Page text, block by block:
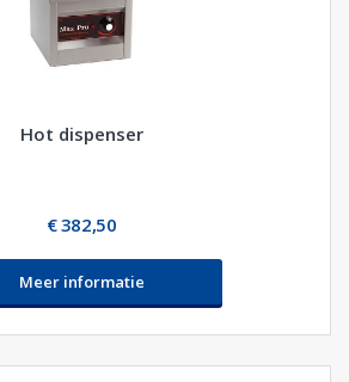
Hot dispenser
€ 382,50
Meer informatie